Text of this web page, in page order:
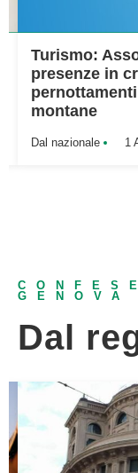
Turismo:
presenze in
montane
Dal nazionale 1
GENOVA
Dal